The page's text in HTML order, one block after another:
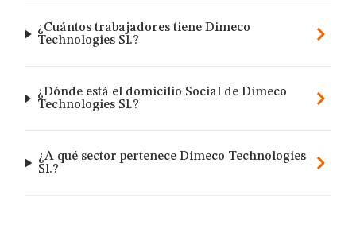
¿Cuántos trabajadores tiene Dimeco
Technologies Sl.?
¿Dónde está el domicilio Social de Dimeco
Technologies Sl.?
¿A qué sector pertenece Dimeco Technologies
Sl.?